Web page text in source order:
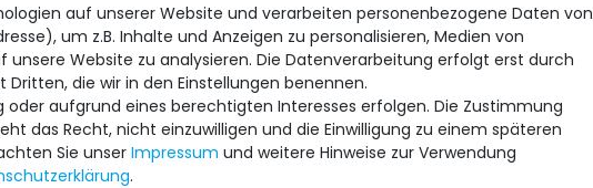
C26
auf unserer Website und verarbeiten personenbezogene Daten von
um z.B. Inhalte und Anzeigen zu personalisieren, Medien von
Website zu analysieren. Die Datenverarbeitung erfolgt erst durch
die wir in den Einstellungen benennen.
oder aufgrund eines berechtigten Interesses erfolgen. Die Zustimmung
das Recht, nicht einzuwilligen und die Einwilligung zu einem späteren
Sie unser Impressum und weitere Hinweise zur Verwendung
.